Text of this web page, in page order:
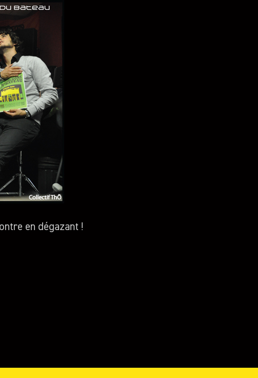
en dégazant !